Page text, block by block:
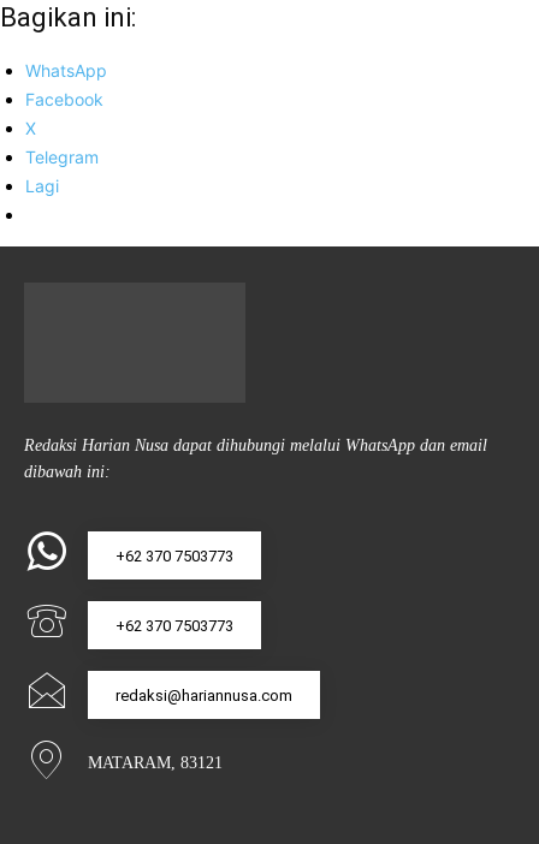
Bagikan ini:
WhatsApp
Facebook
X
Telegram
Lagi
Redaksi Harian Nusa dapat dihubungi melalui WhatsApp dan email
dibawah ini:
+62 370 7503773
+62 370 7503773
redaksi@hariannusa.com
MATARAM, 83121